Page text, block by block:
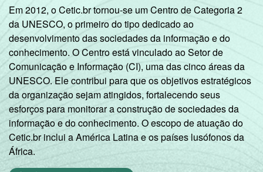
Em 2012, o Cetic.br tornou-se um Centro de Categoria 2
da UNESCO, o primeiro do tipo dedicado ao
desenvolvimento das sociedades da informação e do
conhecimento. O Centro está vinculado ao Setor de
Comunicação e Informação (CI), uma das cinco áreas da
UNESCO. Ele contribui para que os objetivos estratégicos
da organização sejam atingidos, fortalecendo seus
esforços para monitorar a construção de sociedades da
informação e do conhecimento. O escopo de atuação do
Cetic.br inclui a América Latina e os países lusófonos da
África.